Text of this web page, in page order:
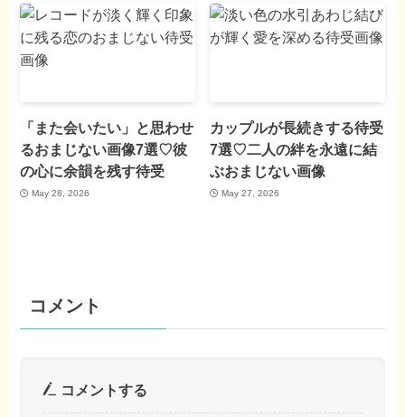
「また会いたい」と思わせ
るおまじない画像7選♡彼
の心に余韻を残す待受
May 28, 2026
カップルが長続きする待受
7選♡二人の絆を永遠に結
ぶおまじない画像
May 27, 2026
コメント
コメントする